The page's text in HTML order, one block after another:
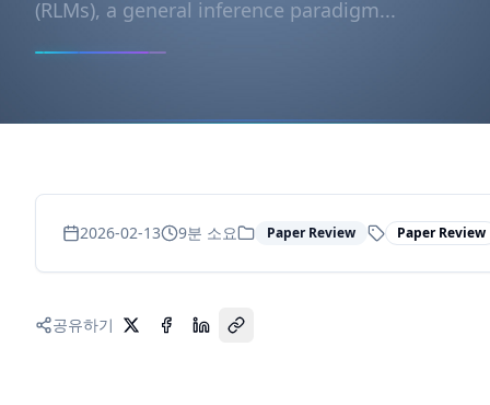
(RLMs), a general inference paradigm...
2026-02-13 9분 소요 Paper Review Paper Review
공유하기